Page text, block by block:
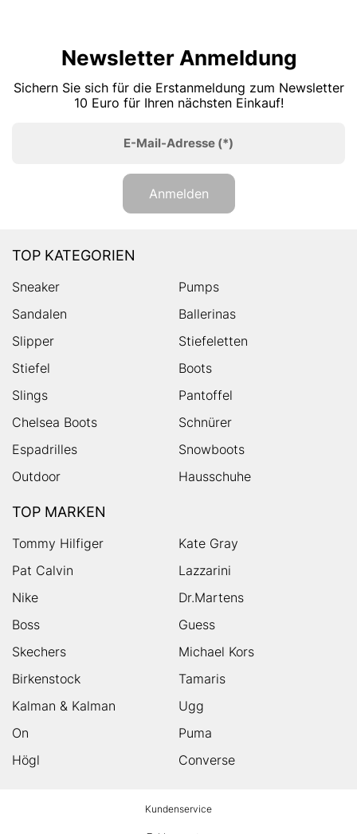
Newsletter Anmeldung
Sichern Sie sich für die Erstanmeldung zum Newsletter
10 Euro für Ihren nächsten Einkauf!
E-Mail-Adresse (*)
Anmelden
TOP KATEGORIEN
Sneaker
Pumps
Sandalen
Ballerinas
Slipper
Stiefeletten
Stiefel
Boots
Slings
Pantoffel
Chelsea Boots
Schnürer
Espadrilles
Snowboots
Outdoor
Hausschuhe
TOP MARKEN
Tommy Hilfiger
Kate Gray
Pat Calvin
Lazzarini
Nike
Dr.Martens
Boss
Guess
Skechers
Michael Kors
Birkenstock
Tamaris
Kalman & Kalman
Ugg
On
Puma
Högl
Converse
Kundenservice